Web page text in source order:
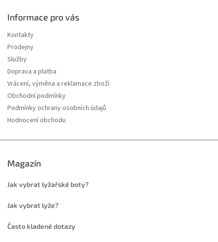
Informace pro vás
Kontakty
Prodejny
Služby
Doprava a platba
Vrácení, výměna a reklamace zboží
Obchodní podmínky
Podmínky ochrany osobních údajů
Hodnocení obchodu
Magazín
Jak vybrat lyžařské boty?
Jak vybrat lyže?
Často kladené dotazy